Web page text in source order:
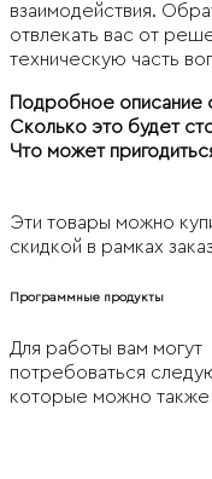
взаимодействия.
отвлекать вас от
техническую часть
Подробное описание
Сколько это будет
Что может
Эти товары можно
скидкой в рамках
Программные продукты
Для работы вам могут
потребоваться
которые можно также